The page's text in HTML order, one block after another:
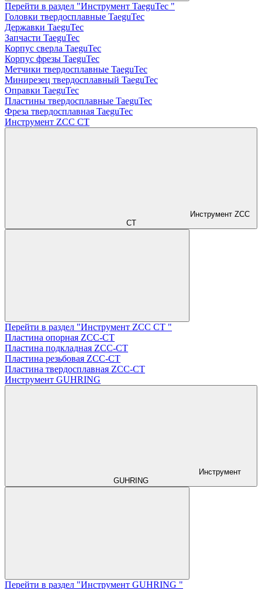
Перейти в раздел "Инструмент TaeguTec "
Головки твердосплавные TaeguTec
Державки TaeguTec
Запчасти TaeguTec
Корпус сверла TaeguTec
Корпус фрезы TaeguTec
Метчики твердосплавные TaeguTec
Минирезец твердосплавный TaeguTec
Оправки TaeguTec
Пластины твердосплавные TaeguTec
Фреза твердосплавная TaeguTec
Инструмент ZCС CT
Инструмент ZCС
CT
Перейти в раздел "Инструмент ZCС CT "
Пластина опорная ZCC-CT
Пластина подкладная ZCC-CT
Пластина резьбовая ZCC-CT
Пластина твердосплавная ZCC-CT
Инструмент GUHRING
Инструмент
GUHRING
Перейти в раздел "Инструмент GUHRING "